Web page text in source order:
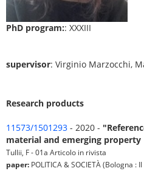
PhD program:: XXXIII
supervisor: Virginio Marzocchi,
Research products
11573/1501293 - 2020 -
material and emerging property
Tullii, F - 01a Articolo in rivista
paper: POLITICA & SOCIETÀ (Bologna :